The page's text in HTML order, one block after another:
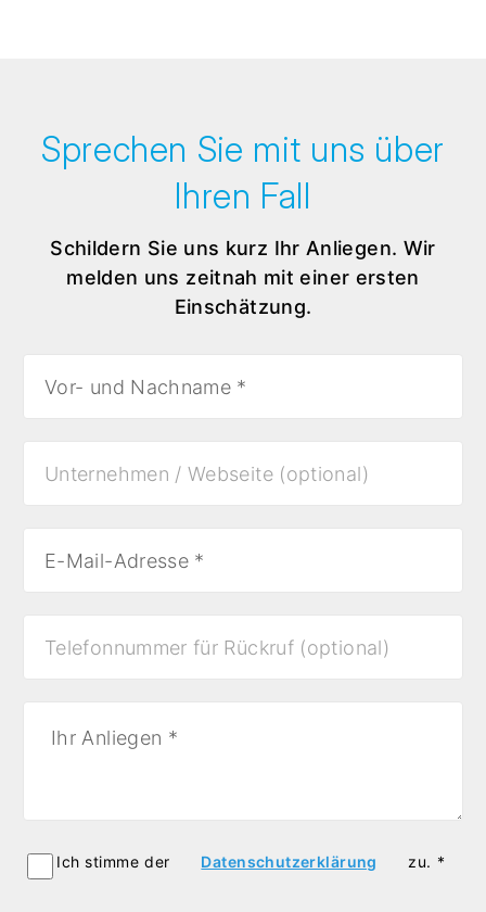
Sprechen Sie mit uns über
Ihren Fall
Schildern Sie uns kurz Ihr Anliegen. Wir
melden uns zeitnah mit einer ersten
Einschätzung.
Ich stimme der Datenschutzerklärung zu. *